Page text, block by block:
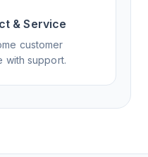
& Service
customer
with support.